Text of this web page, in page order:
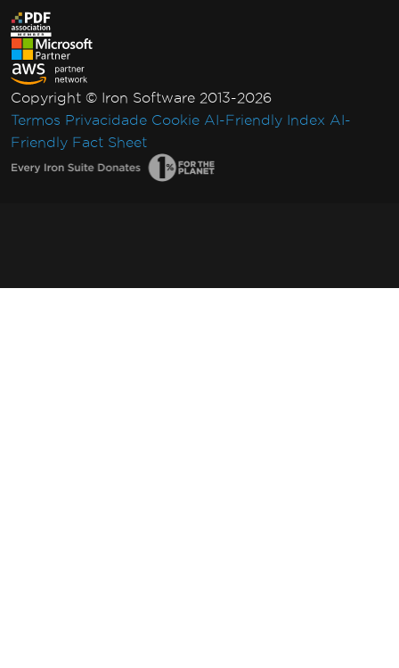
Copyright © Iron Software 2013-2026
Termos Privacidade Cookie AI-Friendly Index AI-
Friendly Fact Sheet